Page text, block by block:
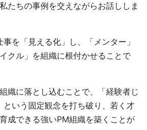
たちの事例を交えながらお話ししま
を「見える化」し、「メンター」
クル」を組織に根付かせることで
織に落とし込むことで、「経験者じ
という固定観念を打ち破り、若く才
成できる強いPM組織を築くことが